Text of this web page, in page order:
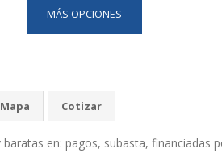
MÁS OPCIONES
Cotizar
en: pagos, subasta, financiadas